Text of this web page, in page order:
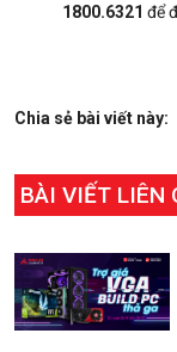
1800.6321 để
Chia sẻ bài viết này:
BÀI VIẾT LIÊN